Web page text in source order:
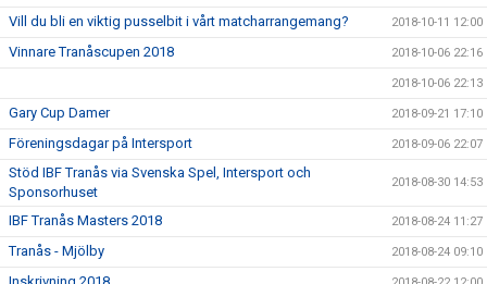
Vill du bli en viktig pusselbit i vårt matcharrangemang? 2018-10-11 12:00
Vinnare Tranåscupen 2018 2018-10-06 22:16
2018-10-06 22:13
Gary Cup Damer 2018-09-21 17:10
Föreningsdagar på Intersport 2018-09-06 22:07
Stöd IBF Tranås via Svenska Spel, Intersport och
Sponsorhuset
2018-08-30 14:53
IBF Tranås Masters 2018 2018-08-24 11:27
Tranås - Mjölby 2018-08-24 09:10